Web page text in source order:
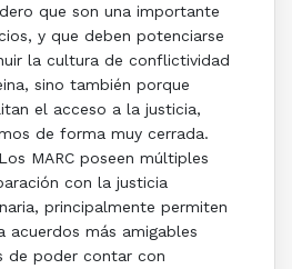
que son una importante
y que deben potenciarse
la cultura de conflictividad
sino también porque
el acceso a la justicia,
de forma muy cerrada.
MARC poseen múltiples
con la justicia
principalmente permiten
acuerdos más amigables
de poder contar con